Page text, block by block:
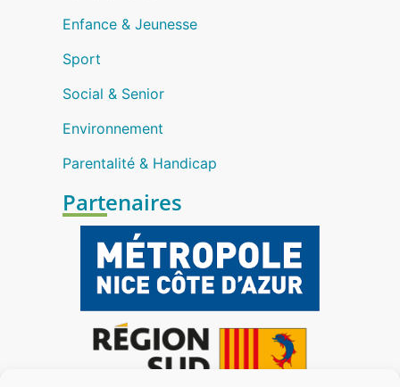
Enfance & Jeunesse
Sport
Social & Senior
Environnement
Parentalité & Handicap
Partenaires